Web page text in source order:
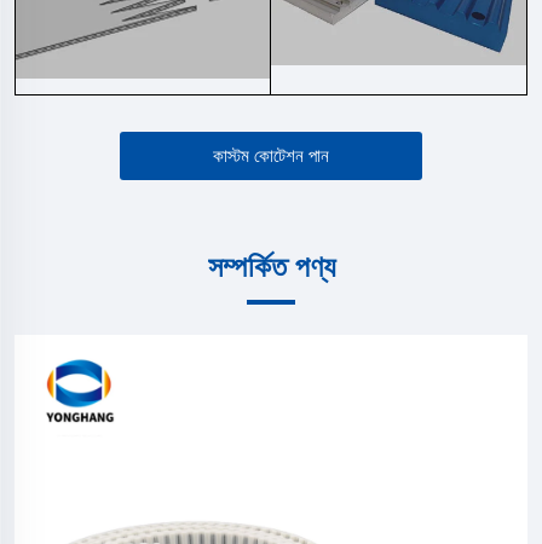
কাস্টম কোটেশন পান
সম্পর্কিত পণ্য